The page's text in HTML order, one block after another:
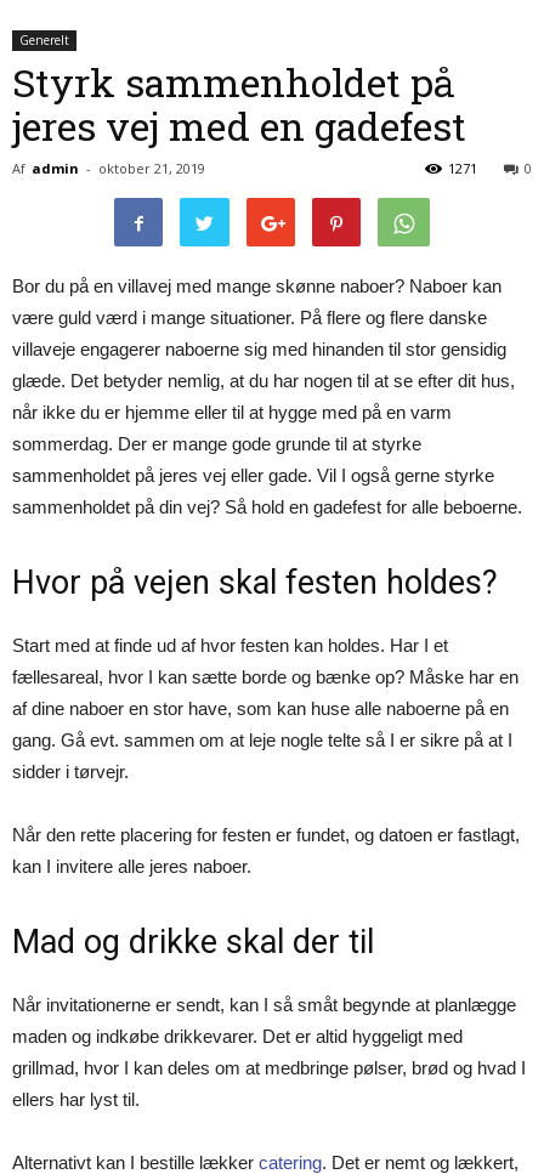
Generelt
Styrk sammenholdet på
jeres vej med en gadefest
Af admin - oktober 21, 2019 0
1271
Bor du på en villavej med mange skønne naboer? Naboer kan
være guld værd i mange situationer. På flere og flere danske
villaveje engagerer naboerne sig med hinanden til stor gensidig
glæde. Det betyder nemlig, at du har nogen til at se efter dit hus,
når ikke du er hjemme eller til at hygge med på en varm
sommerdag. Der er mange gode grunde til at styrke
sammenholdet på jeres vej eller gade. Vil I også gerne styrke
sammenholdet på din vej? Så hold en gadefest for alle beboerne.
Hvor på vejen skal festen holdes?
Start med at finde ud af hvor festen kan holdes. Har I et
fællesareal, hvor I kan sætte borde og bænke op? Måske har en
af dine naboer en stor have, som kan huse alle naboerne på en
gang. Gå evt. sammen om at leje nogle telte så I er sikre på at I
sidder i tørvejr.
Når den rette placering for festen er fundet, og datoen er fastlagt,
kan I invitere alle jeres naboer.
Mad og drikke skal der til
Når invitationerne er sendt, kan I så småt begynde at planlægge
maden og indkøbe drikkevarer. Det er altid hyggeligt med
grillmad, hvor I kan deles om at medbringe pølser, brød og hvad I
ellers har lyst til.
Alternativt kan I bestille lækker catering. Det er nemt og lækkert,